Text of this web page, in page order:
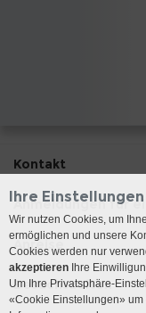
Kontakt
Anmeldungen für
Anreise
Besuchszeiten
Ihre
Wir nutzen Cookies, um
ermöglichen und unsere
Cookies werden nur
akzeptieren Ihre
Um Ihre Privatsphäre-
«Cookie Einstellungen»